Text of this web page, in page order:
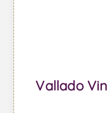
Vallado